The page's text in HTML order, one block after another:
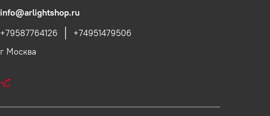
info@arlightshop.ru
+79587764126
+74951479506
г Москва